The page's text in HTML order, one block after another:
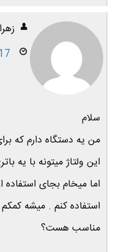
17
سلام
این ولتاژ میتونه با یه
اما میخام بجای استفاده
استفاده کنم . میشه
مناسب هست؟